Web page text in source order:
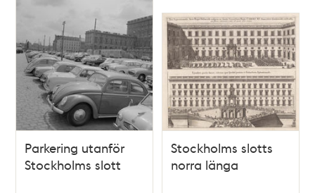
Parkering utanför
Stockholms slott
Stockholms slotts
norra länga